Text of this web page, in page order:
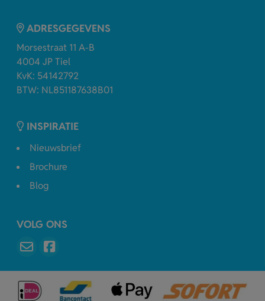
ADRESGEGEVENS
Morsestraat 11 A-B
4004 JP Tiel
KvK: 54142792
BTW: NL851187638B01
INSPIRATIE
Nieuwsbrief
Brochure
Blog
VOLG ONS